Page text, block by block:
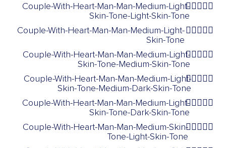
👨🏼‍❤️‍👨🏻
Couple-With-Heart-Man-Man-Medium-Light-
Skin-Tone-Light-Skin-Tone
👨🏼‍❤️‍👨🏼
Couple-With-Heart-Man-Man-Medium-Light-
Skin-Tone
👨🏼‍❤️‍👨🏽
Couple-With-Heart-Man-Man-Medium-Light-
Skin-Tone-Medium-Skin-Tone
👨🏼‍❤️‍👨🏾
Couple-With-Heart-Man-Man-Medium-Light-
Skin-Tone-Medium-Dark-Skin-Tone
👨🏼‍❤️‍👨🏿
Couple-With-Heart-Man-Man-Medium-Light-
Skin-Tone-Dark-Skin-Tone
👨🏽‍❤️‍👨🏻
Couple-With-Heart-Man-Man-Medium-Skin-
Tone-Light-Skin-Tone